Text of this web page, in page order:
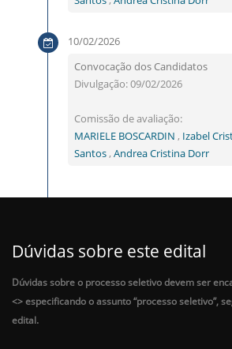
10/02/2026
Convocação dos Candidatos
Divulgação: 09/02/2026
Comissão de avaliação:
MARIELE BOSCARDIN , Izabel
Santos, Andrea Cristina Dorr
Dúvidas sobre este edital
Dúvidas sobre o processo seletivo devem ser
<> especificando o assunto “processo seletivo”,
edital.